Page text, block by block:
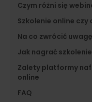
Czym różni się
Szkolenie online czy
Na co zwrócić
Jak nagrać
Zalety platformy
online
FAQ